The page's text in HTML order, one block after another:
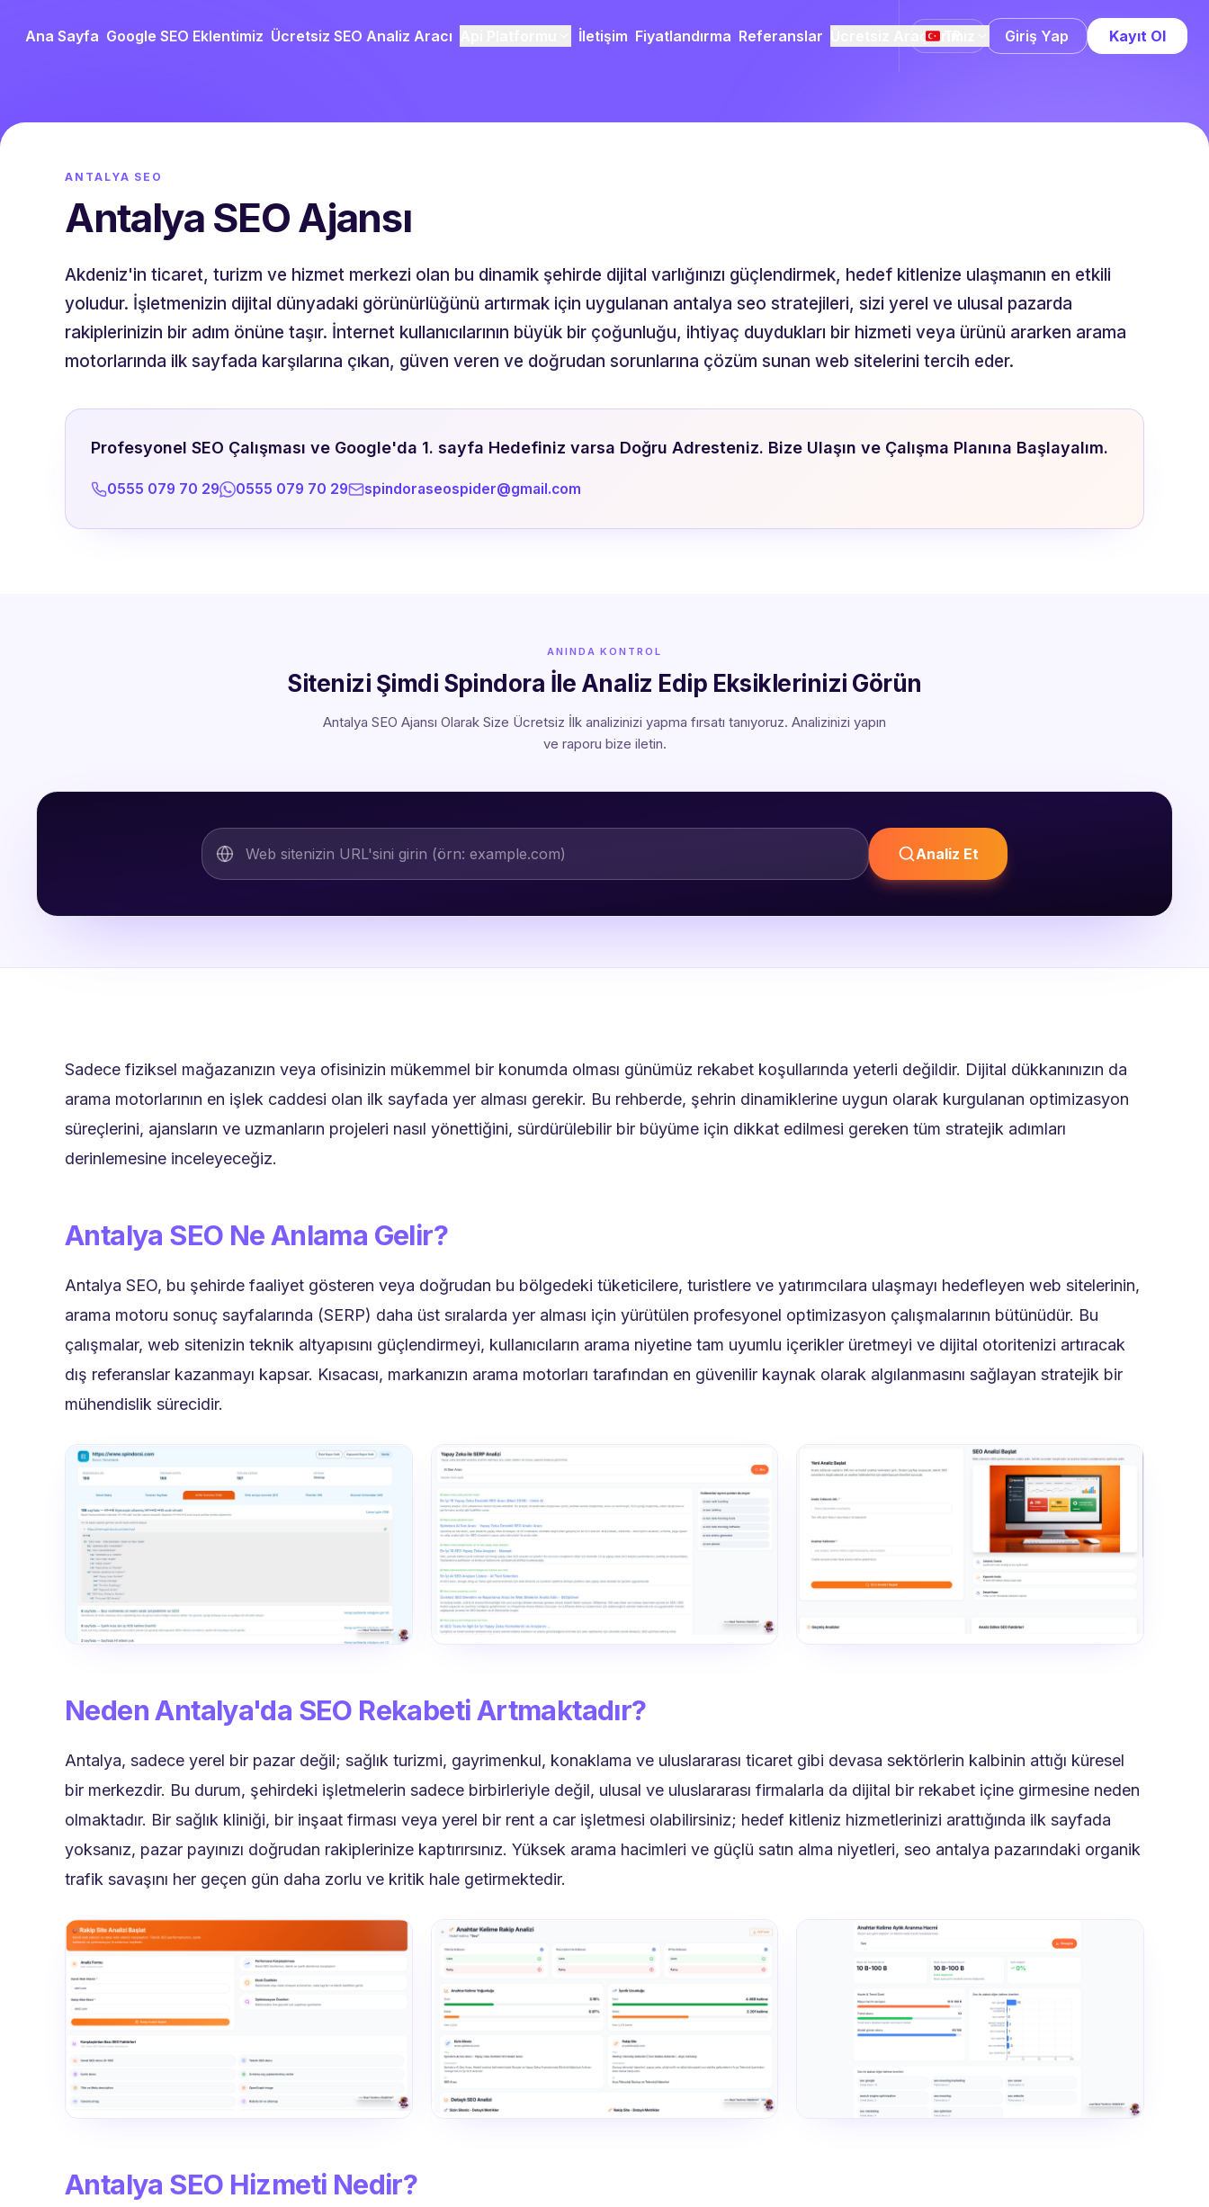
Ana Sayfa Google SEO Eklentimiz Ücretsiz SEO Analiz Aracı İletişim Fiyatlandırma Referanslar Ücretsiz Araçlarımız Giriş Yap Kayıt Ol
ANTALYA SEO
Antalya SEO Ajansı
Akdeniz'in ticaret, turizm ve hizmet merkezi olan bu dinamik şehirde dijital varlığınızı güçlendirmek, hedef kitlenize ulaşmanın en etkili
yoludur. İşletmenizin dijital dünyadaki görünürlüğünü artırmak için uygulanan antalya seo stratejileri, sizi yerel ve ulusal pazarda
rakiplerinizin bir adım önüne taşır. İnternet kullanıcılarının büyük bir çoğunluğu, ihtiyaç duydukları bir hizmeti veya ürünü ararken arama
motorlarında ilk sayfada karşılarına çıkan, güven veren ve doğrudan sorunlarına çözüm sunan web sitelerini tercih eder.
Profesyonel SEO Çalışması ve Google'da 1. sayfa Hedefiniz varsa Doğru Adresteniz. Bize Ulaşın ve Çalışma Planına Başlayalım.
0555 079 70 29 0555 079 70 29 spindoraseospider@gmail.com
ANINDA KONTROL
Sitenizi Şimdi Spindora İle Analiz Edip Eksiklerinizi Görün
Antalya SEO Ajansı Olarak Size Ücretsiz İlk analizinizi yapma fırsatı tanıyoruz. Analizinizi yapın
ve raporu bize iletin.
Analiz Et
Sadece fiziksel mağazanızın veya ofisinizin mükemmel bir konumda olması günümüz rekabet koşullarında yeterli değildir. Dijital dükkanınızın da
arama motorlarının en işlek caddesi olan ilk sayfada yer alması gerekir. Bu rehberde, şehrin dinamiklerine uygun olarak kurgulanan optimizasyon
süreçlerini, ajansların ve uzmanların projeleri nasıl yönettiğini, sürdürülebilir bir büyüme için dikkat edilmesi gereken tüm stratejik adımları
derinlemesine inceleyeceğiz.
Antalya SEO Ne Anlama Gelir?
Antalya SEO, bu şehirde faaliyet gösteren veya doğrudan bu bölgedeki tüketicilere, turistlere ve yatırımcılara ulaşmayı hedefleyen web sitelerinin,
arama motoru sonuç sayfalarında (SERP) daha üst sıralarda yer alması için yürütülen profesyonel optimizasyon çalışmalarının bütünüdür. Bu
çalışmalar, web sitenizin teknik altyapısını güçlendirmeyi, kullanıcıların arama niyetine tam uyumlu içerikler üretmeyi ve dijital otoritenizi artıracak
dış referanslar kazanmayı kapsar. Kısacası, markanızın arama motorları tarafından en güvenilir kaynak olarak algılanmasını sağlayan stratejik bir
mühendislik sürecidir.
Neden Antalya'da SEO Rekabeti Artmaktadır?
Antalya, sadece yerel bir pazar değil; sağlık turizmi, gayrimenkul, konaklama ve uluslararası ticaret gibi devasa sektörlerin kalbinin attığı küresel
bir merkezdir. Bu durum, şehirdeki işletmelerin sadece birbirleriyle değil, ulusal ve uluslararası firmalarla da dijital bir rekabet içine girmesine neden
olmaktadır. Bir sağlık kliniği, bir inşaat firması veya yerel bir rent a car işletmesi olabilirsiniz; hedef kitleniz hizmetlerinizi arattığında ilk sayfada
yoksanız, pazar payınızı doğrudan rakiplerinize kaptırırsınız. Yüksek arama hacimleri ve güçlü satın alma niyetleri, seo antalya pazarındaki organik
trafik savaşını her geçen gün daha zorlu ve kritik hale getirmektedir.
Antalya SEO Hizmeti Nedir?